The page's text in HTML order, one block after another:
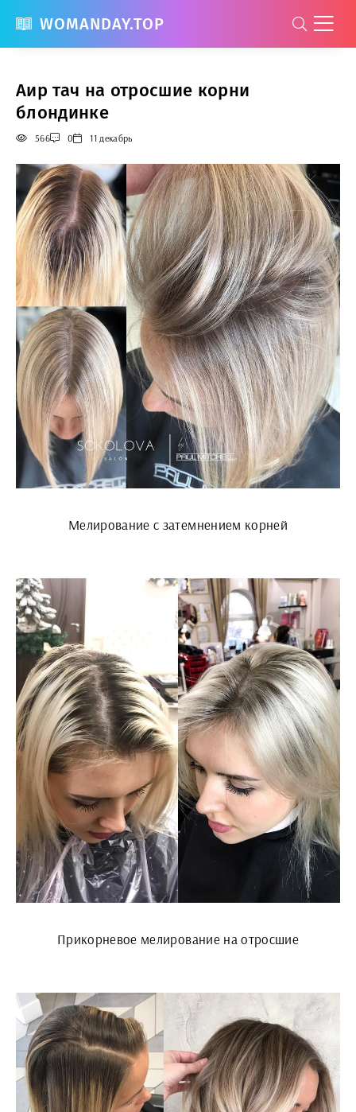
WOMANDAY.TOP
Аир тач на отросшие корни
блондинке
566 0 11 декабрь
Мелирование с затемнением корней
Прикорневое мелирование на отросшие